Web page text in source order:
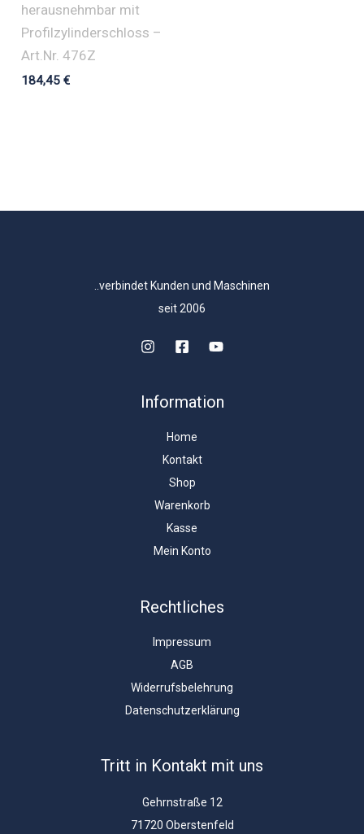
herausnehmbar mit
Profilzylinderschloss –
Art.Nr. 476Z
184,45€
..verbindet Kunden und Maschinen
seit 2006
Information
Home
Kontakt
Shop
Warenkorb
Kasse
Mein Konto
Rechtliches
Impressum
AGB
Widerrufsbelehrung
Datenschutzerklärung
Tritt in Kontakt mit uns
Gehrnstraße 12
71720 Oberstenfeld